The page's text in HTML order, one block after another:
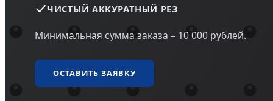
ЧИСТЫЙ АККУРАТНЫЙ РЕЗ
Минимальная сумма заказа – 10 000 рублей.
ОСТАВИТЬ ЗАЯВКУ